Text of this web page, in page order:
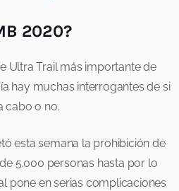
2020?
Ultra Trail más importante de
hay muchas interrogantes de si
cabo o no.
esta semana la prohibición de
5.000 personas hasta por lo
pone en serias complicaciones